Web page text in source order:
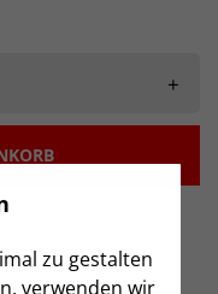
zu gestalten
verwenden wir
+